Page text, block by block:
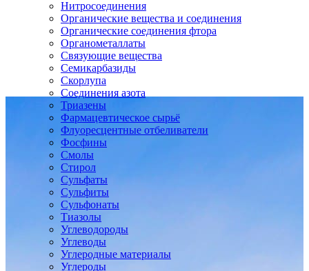
Нитросоединения
Органические вещества и соединения
Органические соединения фтора
Органометаллаты
Связующие вещества
Семикарбазиды
Скорлупа
Соединения азота
Триазены
Фармацевтическое сырьё
Флуоресцентные отбеливатели
Фосфины
Смолы
Стирол
Сульфаты
Сульфиты
Сульфонаты
Тиазолы
Углеводороды
Углеводы
Углеродные материалы
Углероды